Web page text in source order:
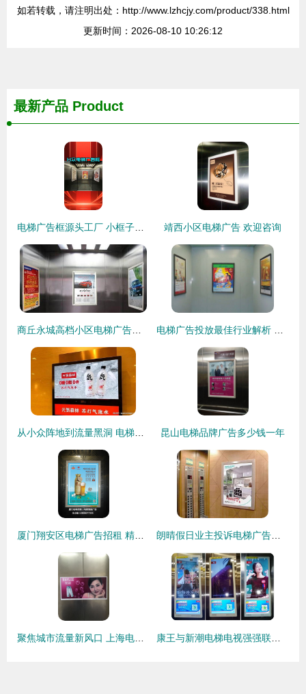
如若转载，请注明出处：http://www.lzhcjy.com/product/338.html
更新时间：2026-08-10 10:26:12
最新产品 Product
靖西小区电梯广告 欢迎咨询
昆山电梯品牌广告多少钱一年